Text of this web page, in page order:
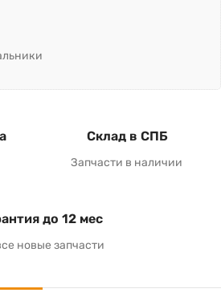
Склад в СПБ
Запчасти в наличии
до 12 мес
новые запчасти